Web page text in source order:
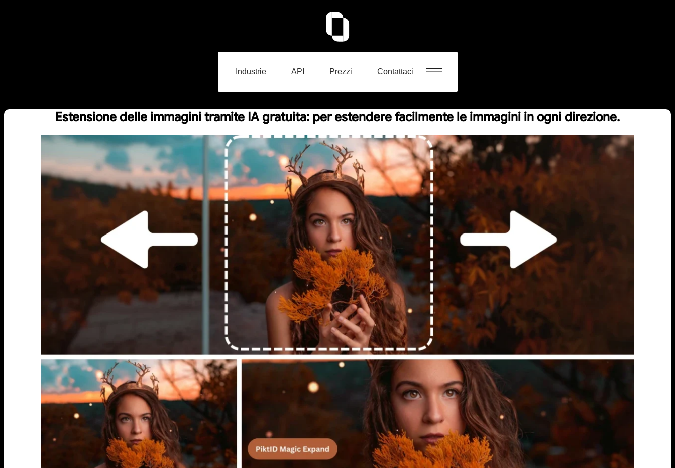
Industrie API Prezzi Contattaci
Estensione delle immagini tramite IA gratuita: per estendere facilmente le immagini in ogni direzione.